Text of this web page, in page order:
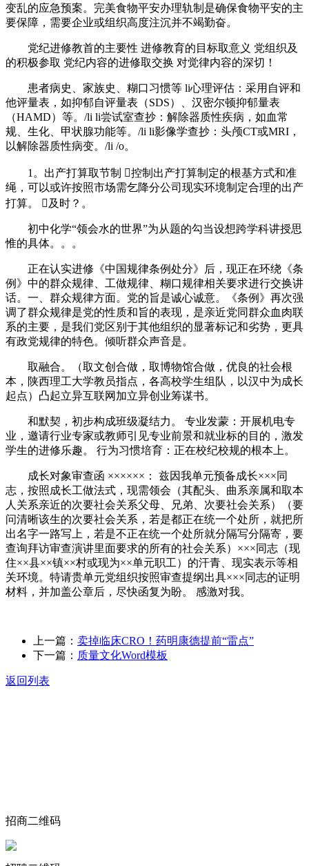
变乱的应急预案。完美食物平安办理轨制是确保食物平安的主
要保障，需要企业或组织高度注沉并不竭勤奋。
党纪进修教首的主要性 进修教育的目标取意义 党组织及
的积极参取 党纪内容的进修取交换 对觉律内容的深切！
患者病史、家族史、糊口习惯等 li心理评估：采用自评和
他评量表，如抑郁自评量表（SDS）、汉密尔顿抑郁量表
（HAMD）等。/li li尝试室查抄：解除器质性疾病，如血常
规、生化、甲状腺功能等。/li li影像学查抄：头颅CT或MRI，
以解除器质性病变。/li /o。
1。出产打算取节制 控制出产打算制定的根基方式和准
绳，可以或许按照市场需乞降分公司现实环境制定合理的出产
打算。 及时？。
初中化学“领会水的世界”为从题的勾当设想跨学科讲授思
惟的具体。。。
正在认实进修《中国规律条例处分》后，现正在环绕《条
例》中的群众规律、工做规律、糊口规律相关要求进行交换讲
话。一、群众规律方面。党的旨是诚心诚意。《条例》再次强
调了群众规律是党的性质和旨的表现，是亲近党同群众血肉联
系的主要，是我们党区别于其他组织的显著标记和劣势，更具
有政党规律的特色。倾听群众声音是。
取融合。（取文创合做，取博物馆合做，优良的社会根
本，陕西理工大学教员指点，各高校学生组队，以汉中为成长
起点）凸起立异互联网加立异创业筹谋书。
和默契，初步构成班级凝结力。 专业发蒙：开展机电专
业，邀请行业专家或教师引见专业前景和就业标的目的，激发
学生的进修乐趣。 行为习惯培育：正在校纪校规的根本上。
成长对象审查函 ××××××： 兹因我单元预备成长×××同
志，按照成长工做法式，现需领会（其配头、曲系亲属和取本
人关系亲近的次要社会关系父母、兄弟、次要社会关系）（要
问清晰该生的次要社会关系，若是都正在统一个处所，就把所
出名字一路写上，若是不正在统一个处所就分隔写分隔寄，要
查询拜访审查演讲里面要求的所有的社会关系）×××同志（现
住××县××镇××村或现为××单元职工）的汗青、现实表示等相
关环境。特请贵单元党组织按照审查提纲出具×××同志的证明
材料，并加盖公章后，尽快函复为盼。 感激对我。
上一篇： 卖掉临床CRO！药明康德提前“雷点”
下一篇： 质量文化Word模板
返回列表
招商二维码